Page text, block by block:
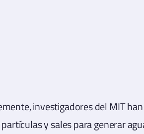
investigadores del MIT
y sales para generar